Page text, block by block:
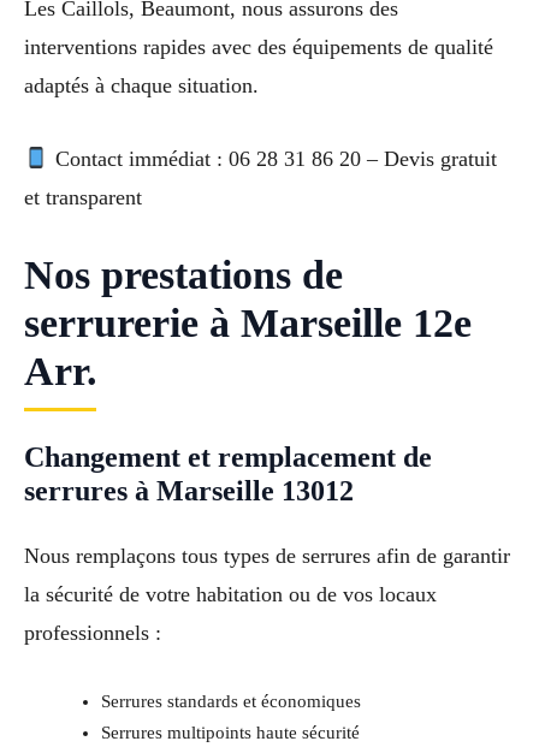
Les Caillols, Beaumont, nous assurons des
interventions rapides avec des équipements de qualité
adaptés à chaque situation.
Contact immédiat : 06 28 31 86 20 – Devis gratuit
et transparent
Nos prestations de
serrurerie à Marseille 12e
Arr.
Changement et remplacement de
serrures à Marseille 13012
Nous remplaçons tous types de serrures afin de garantir
la sécurité de votre habitation ou de vos locaux
professionnels :
Serrures standards et économiques
Serrures multipoints haute sécurité